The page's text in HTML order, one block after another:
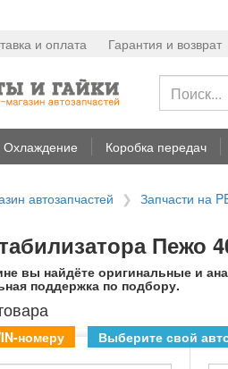
и оплата Гарантия и возврат
Охлаждение Коробка передач
автозапчастей Запчасти на
Пежо
вы найдёте оригинальные и
поддержка по подбору.
номеру Выберите свой